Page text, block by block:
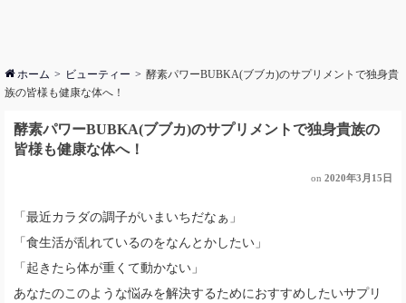
ホーム ビューティー
酵素パワーBUBKA(ブブカ)のサプリメントで独身貴
族の皆様も健康な体へ！
酵素パワーBUBKA(ブブカ)のサプリメントで独身貴族の
皆様も健康な体へ！
on 2020年3月15日
「最近カラダの調子がいまいちだなぁ」
「食生活が乱れているのをなんとかしたい」
「起きたら体が重くて動かない」
あなたのこのような悩みを解決するためにおすすめしたいサプリ